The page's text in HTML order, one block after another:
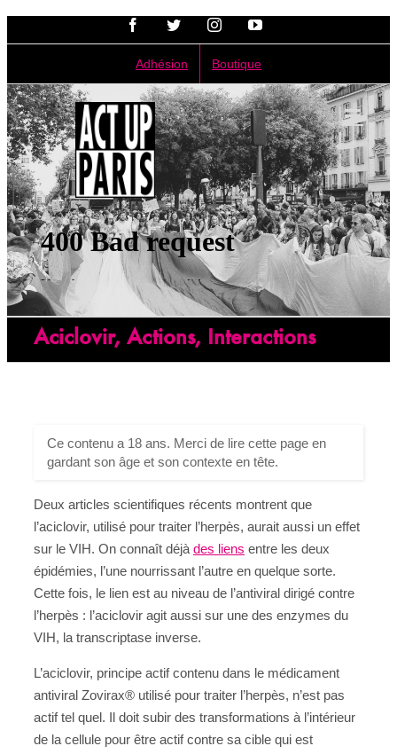
Passer
FacebookTwitterInstagramYouTube
Adhésion Boutique
Aciclovir, Actions, Interactions
Ce contenu a 18 ans. Merci de lire cette page en
gardant son âge et son contexte en tête.
Deux articles scientifiques récents montrent que
l’aciclovir, utilisé pour traiter l’herpès, aurait aussi un effet
sur le VIH. On connaît déjà des liens entre les deux
épidémies, l’une nourrissant l’autre en quelque sorte.
Cette fois, le lien est au niveau de l’antiviral dirigé contre
l’herpès : l’aciclovir agit aussi sur une des enzymes du
VIH, la transcriptase inverse.
L’aciclovir, principe actif contenu dans le médicament
antiviral Zovirax® utilisé pour traiter l’herpès, n’est pas
actif tel quel. Il doit subir des transformations à l’intérieur
de la cellule pour être actif contre sa cible qui est